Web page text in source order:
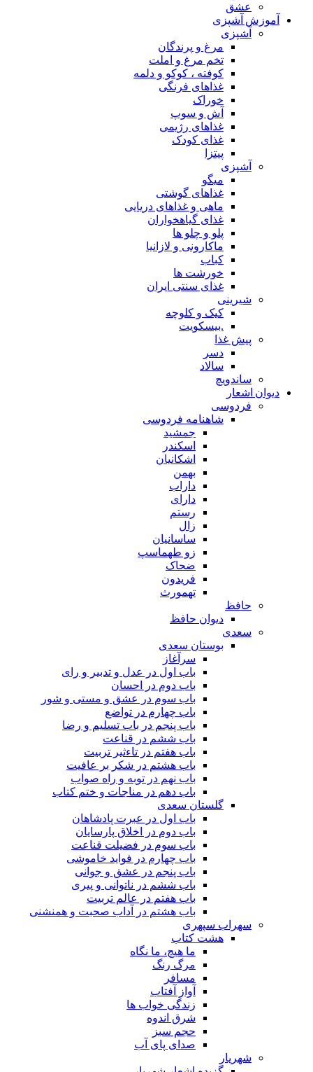
عشق
آموزش آشپزی
آشپزی
مرغ و پرندگان
تخم مرغ و املت
کوفته ، کوکو و دلمه
غذاهای فرنگی
خوراک
آش و سوپ
غذاهای رژیمی
غذای کودک
پیتزا
آشپزی
میگو
غذاهای گوشتی
ماهی و غذاهای دریایی
غذای گیاهخواران
پلو و چلو ها
ماکارونی و لازانیا
کباب
خورشت ها
غذای سنتی ایران
شیرینی
کیک و کلوچه
.بیسکویت
پیش غذا
دسر
سالاد
ساندویچ
دیوان اشعار
فردوسی
شاهنامه فردوسی
جمشید
اسکندر
اشکانیان
بهمن
داراب
دارای
رستم
زال
ساسانیان
زو طهماسپ‏
ضحاک
فریدون
تهمورث
حافظ
دیوان حافظ
سعدی
بوستان سعدی
سرآغاز
باب اول در عدل و تدبیر و رای
باب دوم در احسان
باب سوم در عشق و مستی و شور
باب چهارم در تواضع
باب پنجم در باب تسلیم و رضا
باب ششم در قناعت
باب هفتم در تاءثیر تربیت
باب هشتم در شکر بر عافیت
باب نهم در توبه و راه صواب
باب دهم در مناجات و ختم کتاب
گلستان سعدی
باب اول در عبرت پادشاهان
باب دوم در اخلاق پارسایان
باب سوم در فضیلت قناعت
باب چهارم در فواید خاموشى
باب پنجم در عشق و جوانى
باب ششم در ناتوانى و پیرى
باب هفتم در عالم تربیت
باب هشتم در آداب صحبت و همنشنى
سهراب سپهری
هشت کتاب
ما هیچ، ما نگاه
مرگ رنگ
مسافر
آواز آفتاب
زندگی خواب ها
شرق اندوه
حجم سبز
صدای پای آب
شهریار